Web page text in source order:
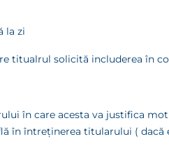
la zi
titualrul solicită includerea în
în care acesta va justifica
în întreţinerea titularului ( dacă